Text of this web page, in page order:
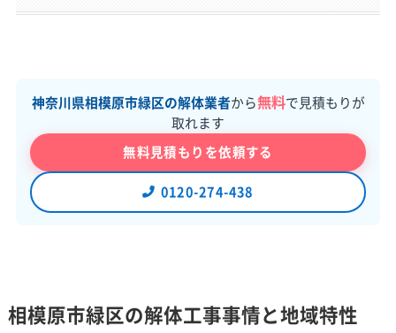
神奈川県相模原市緑区の解体業者から無料で見積もりが
取れます
無料見積もりを依頼する
0120-274-438
相模原市緑区の解体工事事情と地域特性